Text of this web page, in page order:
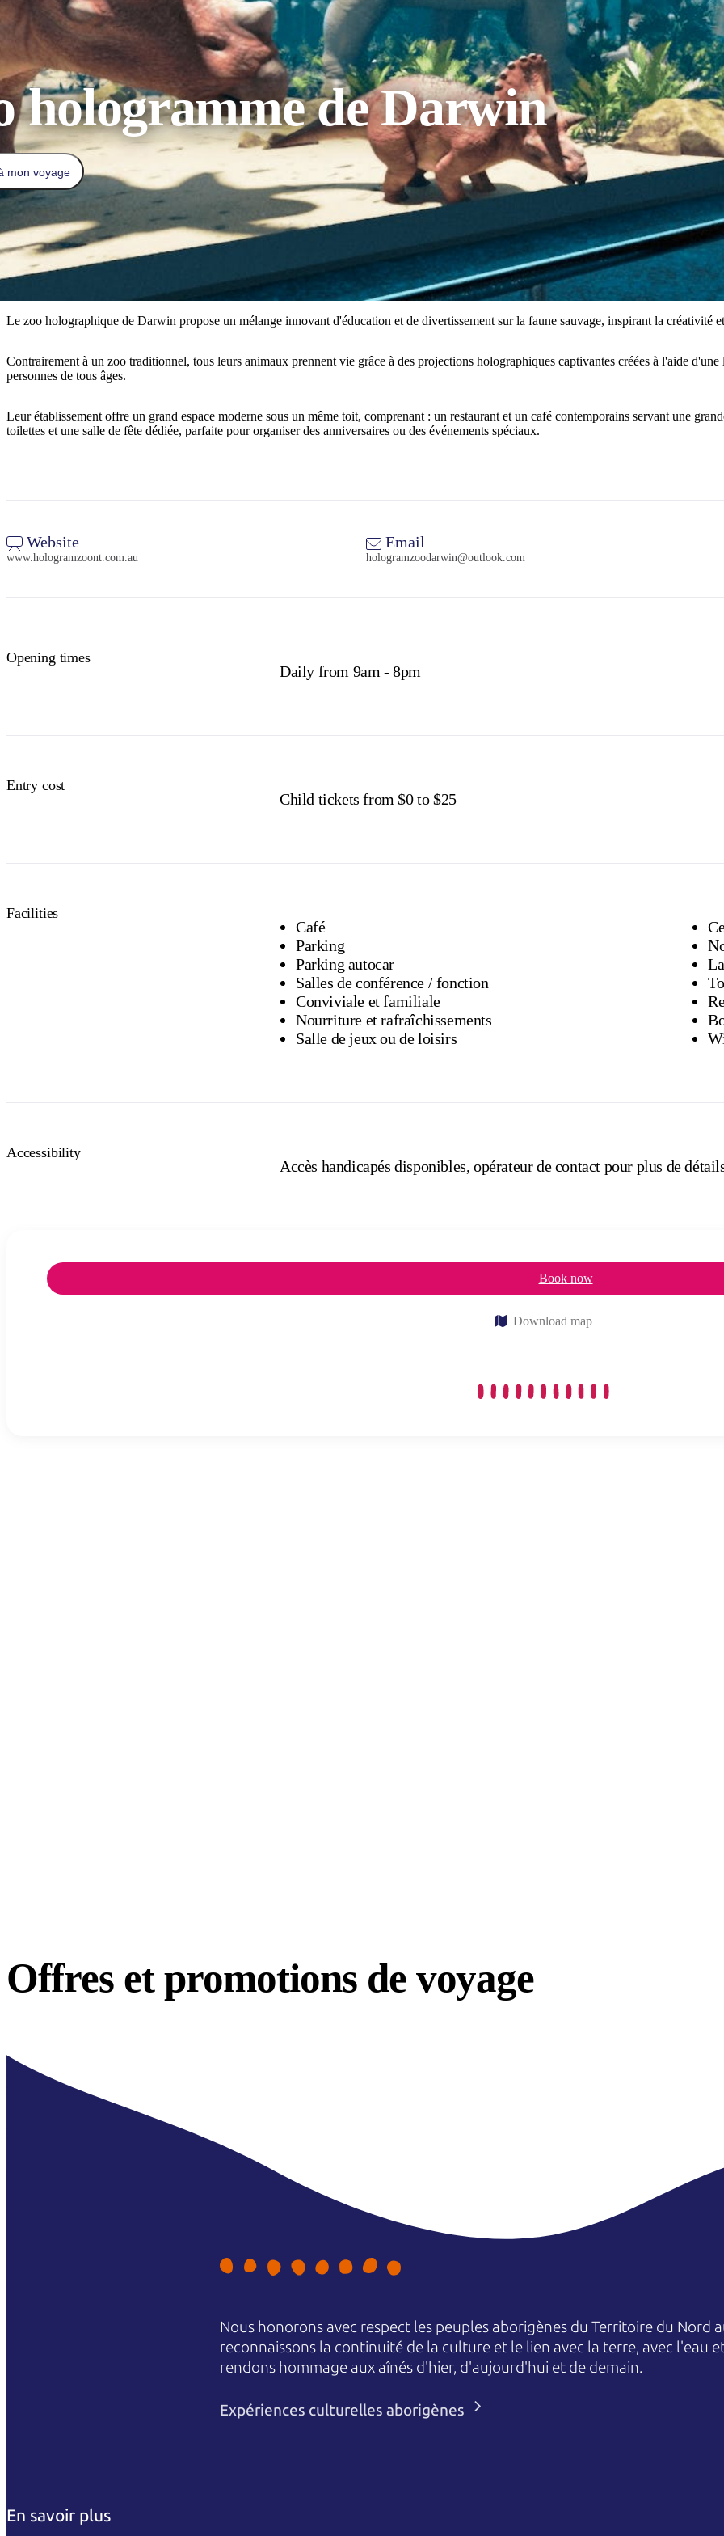
hologramme de Darwin
mon voyage
Le zoo holographique de Darwin propose un mélange innovant d'éducation et de divertissement sur la faune sauvage, inspirant la créativité
Contrairement à un zoo traditionnel, tous leurs animaux prennent vie grâce à des projections holographiques captivantes créées à l'aide
personnes de tous âges.
Leur établissement offre un grand espace moderne sous un même toit, comprenant : un restaurant et un café contemporains servant une
toilettes et une salle de fête dédiée, parfaite pour organiser des anniversaires ou des événements spéciaux.
Website
www.hologramzoont.com.au
Email
hologramzoodarwin@outlook.com
Opening times
Daily from 9am - 8pm
Entry cost
Child tickets from $0 to $25
Facilities
Café
Parking
Parking autocar
Salles de conférence / fonction
Conviviale et familiale
Nourriture et rafraîchissements
Salle de jeux ou de loisirs
Accessibility
Accès handicapés disponibles, opérateur de contact pour plus de
Book now
Download map
Offres etpromotions de voyage
Nous honorons avec respect les peuples aborigènes du Territoire du Nord
reconnaissons la continuité de la culture et le lien avec la terre, avec l'eau
rendons hommage aux aînés d'hier, d'aujourd'hui et de demain.
Expériences culturelles aborigènes
En savoir plus